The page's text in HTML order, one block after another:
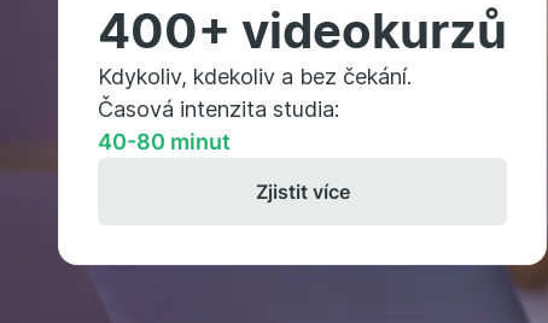
400+ videokurzů
Kdykoliv, kdekoliv a bez čekání.
Časová intenzita studia:
40-80 minut
Zjistit více